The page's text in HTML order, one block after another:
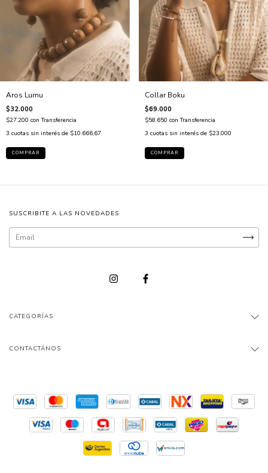
Aros Lumu
$32.000
$27.200 con Transferencia
3 cuotas sin interés de $10.666,67
Collar Boku
$69.000
$58.650 con Transferencia
3 cuotas sin interés de $23.000
SUSCRIBITE A LAS NOVEDADES
CATEGORÍAS
CONTACTÁNOS